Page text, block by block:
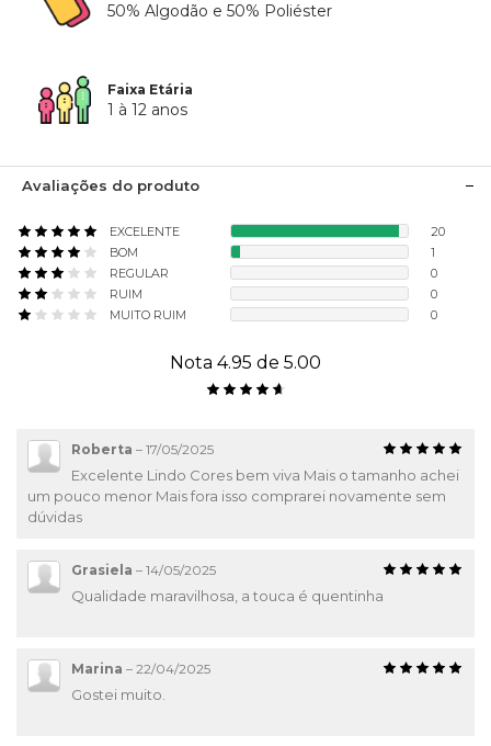
50% Algodão e 50% Poliéster
Faixa Etária
1 à 12 anos
Avaliações do produto
EXCELENTE
20
BOM
1
REGULAR
0
RUIM
0
MUITO RUIM
0
Nota 4.95 de 5.00
Roberta – 17/05/2025
Excelente Lindo Cores bem viva Mais o tamanho achei
um pouco menor Mais fora isso comprarei novamente sem
dúvidas
Grasiela – 14/05/2025
Qualidade maravilhosa, a touca é quentinha
Marina – 22/04/2025
Gostei muito.